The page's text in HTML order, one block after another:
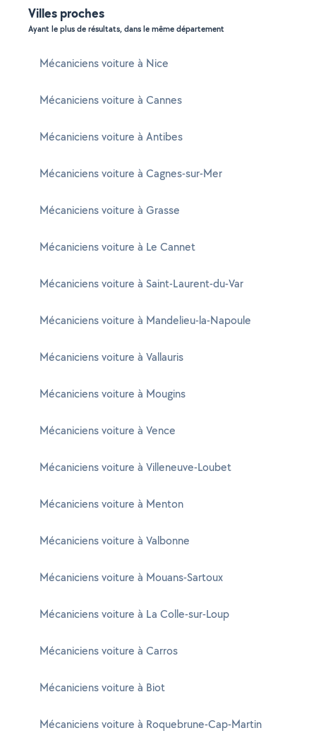
Villes proches
Ayant le plus de résultats, dans le même département
Mécaniciens voiture à Nice
Mécaniciens voiture à Cannes
Mécaniciens voiture à Antibes
Mécaniciens voiture à Cagnes-sur-Mer
Mécaniciens voiture à Grasse
Mécaniciens voiture à Le Cannet
Mécaniciens voiture à Saint-Laurent-du-Var
Mécaniciens voiture à Mandelieu-la-Napoule
Mécaniciens voiture à Vallauris
Mécaniciens voiture à Mougins
Mécaniciens voiture à Vence
Mécaniciens voiture à Villeneuve-Loubet
Mécaniciens voiture à Menton
Mécaniciens voiture à Valbonne
Mécaniciens voiture à Mouans-Sartoux
Mécaniciens voiture à La Colle-sur-Loup
Mécaniciens voiture à Carros
Mécaniciens voiture à Biot
Mécaniciens voiture à Roquebrune-Cap-Martin